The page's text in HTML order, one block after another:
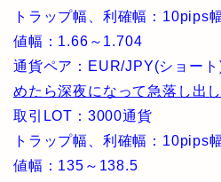
トラップ幅、利確幅：10pips
値幅：1.66～1.704
通貨ペア：EUR/JPY(ショー
めたら深夜になって急落し出
取引LOT：3000通貨
トラップ幅、利確幅：10pips
値幅：135～138.5